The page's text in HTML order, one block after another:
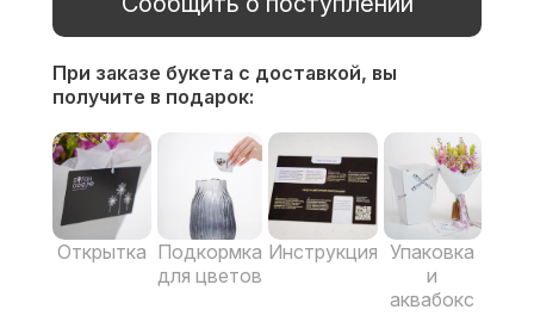
При заказе букета с доставкой, вы
получите в подарок:
Открытка Подкормка
для цветов
Инструкция Упаковка
и
аквабокс